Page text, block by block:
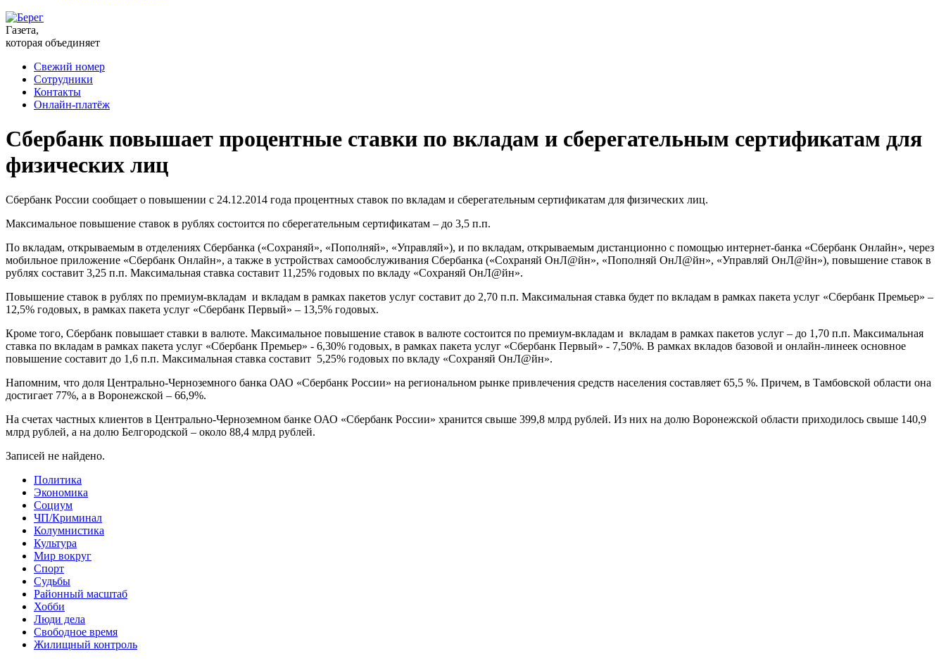
Газета,
которая объединяет
Свежий номер
Сотрудники
Контакты
Онлайн-платёж
Сбербанк повышает процентные ставки по вкладам и сберегательным сертификатам для
физических лиц
Сбербанк России сообщает о повышении с 24.12.2014 года процентных ставок по вкладам и сберегательным сертификатам для физических лиц.
Максимальное повышение ставок в рублях состоится по сберегательным сертификатам – до 3,5 п.п.
По вкладам, открываемым в отделениях Сбербанка («Сохраняй», «Пополняй», «Управляй»), и по вкладам, открываемым дистанционно с помощью интернет-банка «Сбербанк Онлайн», через
мобильное приложение «Сбербанк Онлайн», а также в устройствах самообслуживания Сбербанка («Сохраняй ОнЛ@йн», «Пополняй ОнЛ@йн», «Управляй ОнЛ@йн»), повышение ставок в
рублях составит 3,25 п.п. Максимальная ставка составит 11,25% годовых по вкладу «Сохраняй ОнЛ@йн».
Повышение ставок в рублях по премиум-вкладам и вкладам в рамках пакетов услуг составит до 2,70 п.п. Максимальная ставка будет по вкладам в рамках пакета услуг «Сбербанк Премьер» –
12,5% годовых, в рамках пакета услуг «Сбербанк Первый» – 13,5% годовых.
Кроме того, Сбербанк повышает ставки в валюте. Максимальное повышение ставок в валюте состоится по премиум-вкладам и вкладам в рамках пакетов услуг – до 1,70 п.п. Максимальная
ставка по вкладам в рамках пакета услуг «Сбербанк Премьер» - 6,30% годовых, в рамках пакета услуг «Сбербанк Первый» - 7,50%. В рамках вкладов базовой и онлайн-линеек основное
повышение составит до 1,6 п.п. Максимальная ставка составит 5,25% годовых по вкладу «Сохраняй ОнЛ@йн».
Напомним, что доля Центрально-Черноземного банка ОАО «Сбербанк России» на региональном рынке привлечения средств населения составляет 65,5 %. Причем, в Тамбовской области она
достигает 77%, а в Воронежской – 66,9%.
На счетах частных клиентов в Центрально-Черноземном банке ОАО «Сбербанк России» хранится свыше 399,8 млрд рублей. Из них на долю Воронежской области приходилось свыше 140,9
млрд рублей, а на долю Белгородской – около 88,4 млрд рублей.
Записей не найдено.
Политика
Экономика
Социум
ЧП/Криминал
Колумнистика
Культура
Мир вокруг
Спорт
Судьбы
Районный масштаб
Хобби
Люди дела
Свободное время
Жилищный контроль